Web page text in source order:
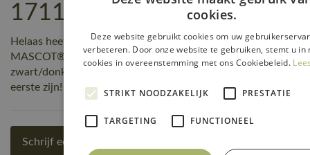
17115-318-0918 reviews
Helaas heeft nog niemand een beoordeling geschreven over
MASCOT® Workwear Thermojas | ADVANCED | 0918
zwart/donkerantraciet | 17115-318-0918, maar jij kunt de
eerste zijn! Schrijf een review!
Schrijf een review
cookies.
Deze website gebruikt cookies om uw
verbeteren. Door onze website te gebruiken, stemt u in
cookies in overeenstemming met ons Cookiebeleid.
STRIKT NOODZAKELIJK PRESTATIE
TARGETING FUNCTIONEEL